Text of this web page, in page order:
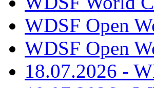
WDSF Open
WDSF Open
18.07.2026 -